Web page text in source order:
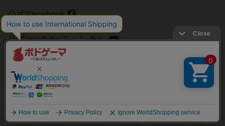
公式Facebook
公式YouTubeチャンネル